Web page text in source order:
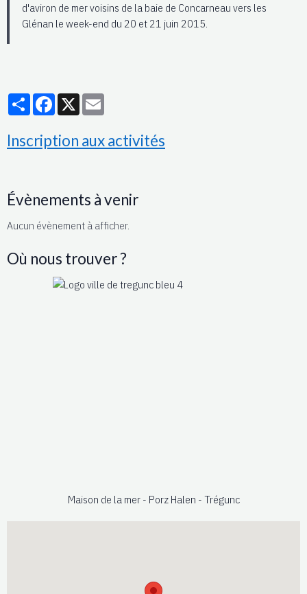
d'aviron de mer voisins de la baie de Concarneau vers les
Glénan le week-end du 20 et 21 juin 2015.
PartagerFacebook
X
Inscription aux activités
Évènements à venir
Aucun évènement à afficher.
Où nous trouver ?
Maison de la mer - Porz Halen - Trégunc